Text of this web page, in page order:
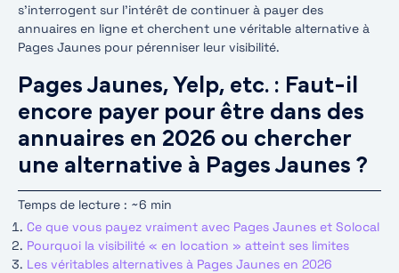
s’interrogent sur l’intérêt de continuer à payer des
annuaires en ligne et cherchent une véritable alternative à
Pages Jaunes pour pérenniser leur visibilité.
Pages Jaunes, Yelp, etc. : Faut-il
encore payer pour être dans des
annuaires en 2026 ou chercher
une alternative à Pages Jaunes ?
Temps de lecture : ~6 min
Ce que vous payez vraiment avec Pages Jaunes et Solocal
Pourquoi la visibilité « en location » atteint ses limites
Les véritables alternatives à Pages Jaunes en 2026